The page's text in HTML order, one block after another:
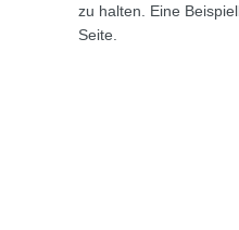
zu halten. Eine
Seite.